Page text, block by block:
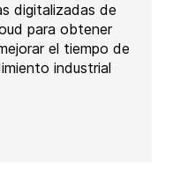
digitalizadas de
para obtener
el tiempo de
industrial